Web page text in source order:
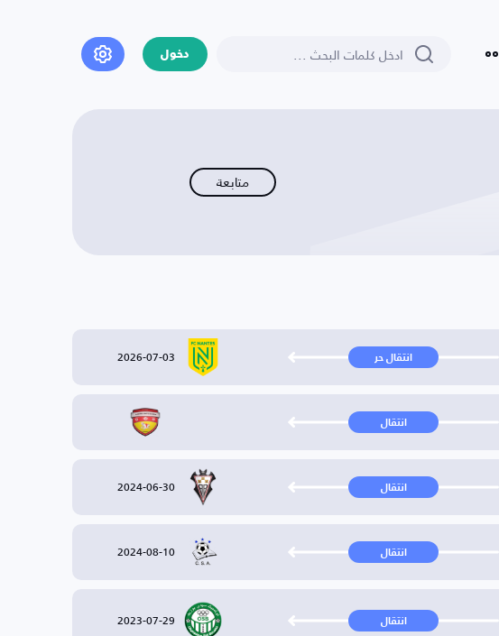
دخول
متابعة
انتقال حر 2026-07-03
انتقال
انتقال 2024-06-30
انتقال 2024-08-10
انتقال 2023-07-29